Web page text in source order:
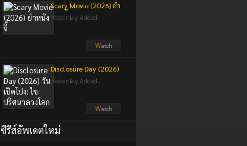
Scary Movie (2026) ยำ
หนังจี้
Yesterday Added.
Disclosure Day (2026)
วันเปิดโปง: ไขปริศนา
Yesterday Added.
ซีรีส์อัพเดตใหม่